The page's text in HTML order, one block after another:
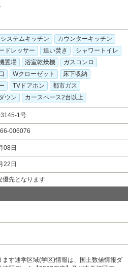
システムキッチン
カウンターキッチン
ドレッサー
追い焚き
シャワートイレ
置場
浴室乾燥機
ガスコンロ
Wクローゼット
床下収納
TVドアホン
都市ガス
ウン
カースペース2台以上
1号
006076
08日
22日
先となります
す通学区域(学区)情報は、国土数値情報ダ